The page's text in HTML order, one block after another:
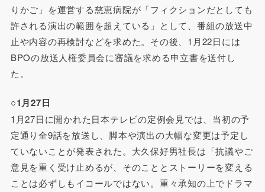
りかご」を運営する慈恵病院が「フィクションだとしても
許される演出の範囲を超えている」として、番組の放送中
止や内容の再検討などを求めた。その後、1月22日には
BPOの放送人権委員会に審議を求める申立書を送付し
た。
○1月27日
1月27日に開かれた日本テレビの定例会見では、当初の予
定通り全9話を放送し、脚本や演出の大幅な変更は予定し
ていないことが発表された。大久保好男社長は「抗議やご
意見を重く受け止めるが、そのこととストーリーを変える
ことは必ずしもイコールではない。重々承知の上でドラマ